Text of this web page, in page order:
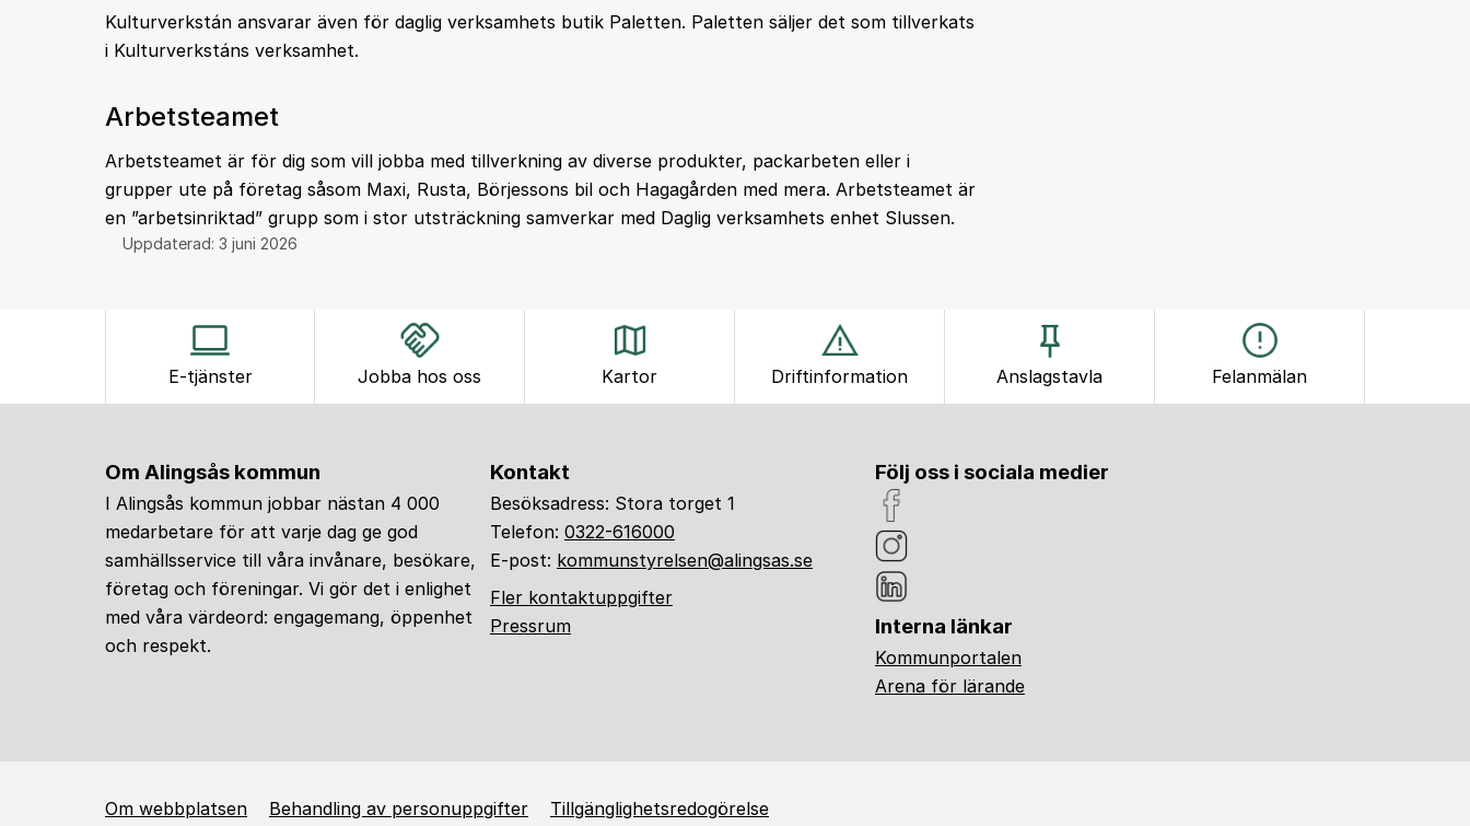
Kulturverkstán ansvarar även för daglig verksamhets butik Paletten. Paletten säljer det som tillverkats
i Kulturverkstáns verksamhet.
Arbetsteamet
Arbetsteamet är för dig som vill jobba med tillverkning av diverse produkter, packarbeten eller i
grupper ute på företag såsom Maxi, Rusta, Börjessons bil och Hagagården med mera. Arbetsteamet är
en ”arbetsinriktad” grupp som i stor utsträckning samverkar med Daglig verksamhets enhet Slussen.
Uppdaterad: 3 juni 2026
E-tjänster Jobba hos oss Kartor Driftinformation Anslagstavla Felanmälan
Om Alingsås kommun
I Alingsås kommun jobbar nästan 4 000
medarbetare för att varje dag ge god
samhällsservice till våra invånare, besökare,
företag och föreningar. Vi gör det i enlighet
med våra värdeord: engagemang, öppenhet
och respekt.
Kontakt
Besöksadress: Stora torget 1
Telefon: 0322-616000
E-post: kommunstyrelsen@alingsas.se
Fler kontaktuppgifter
Pressrum
Följ oss i sociala medier
Interna länkar
Kommunportalen
Arena för lärande
Om webbplatsen Behandling av personuppgifter Tillgänglighetsredogörelse